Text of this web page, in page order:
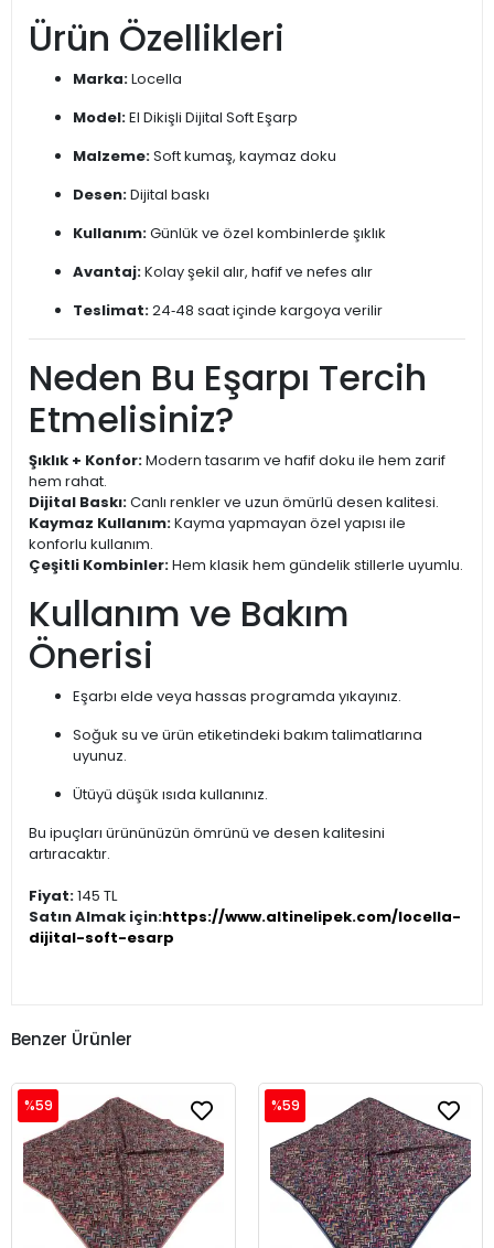
Ürün Özellikleri
Marka:Locella
Model:El Dikişli Dijital Soft Eşarp
Malzeme:Soft kumaş, kaymaz doku
Desen:Dijital baskı
Kullanım:Günlük ve özel kombinlerde şıklık
Avantaj:Kolay şekil alır, hafif ve nefes alır
Teslimat:24‑48 saat içinde kargoya verilir
Neden Bu Eşarpı Tercih
Etmelisiniz?
Şıklık + Konfor:Modern tasarım ve hafif doku ile hem zarif
hem rahat.
Dijital Baskı:Canlı renkler ve uzun ömürlü desen kalitesi.
Kaymaz Kullanım:Kayma yapmayan özel yapısı ile
konforlu kullanım.
Çeşitli Kombinler:Hem klasik hem gündelik stillerle uyumlu.
Kullanım ve Bakım
Önerisi
Eşarbı elde veya hassas programda yıkayınız.
Soğuk su ve ürün etiketindeki bakım talimatlarına
uyunuz.
Ütüyü düşük ısıda kullanınız.
Bu ipuçları ürününüzün ömrünü ve desen kalitesini
artıracaktır.
Fiyat:145 TL
Satın Almak için:https://www.altinelipek.com/locella-
dijital-soft-esarp
Benzer Ürünler
%59 %59